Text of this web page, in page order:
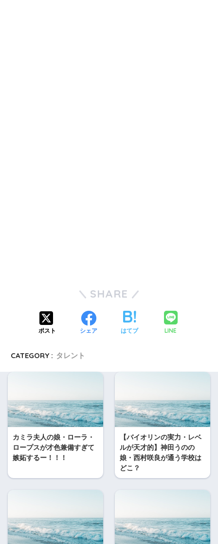
SHARE
ポスト シェア はてブ LINE
CATEGORY : タレント
カミラ夫人の娘・ローラ・
ロープスが才色兼備すぎて
嫉妬するー！！！
【バイオリンの実力・レベ
ルが天才的】神田うのの
娘・西村咲良が通う学校は
どこ？